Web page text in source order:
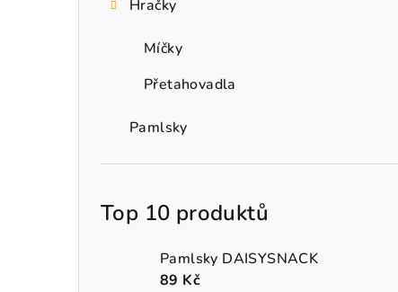
Hračky
Míčky
Přetahovadla
Pamlsky
Top 10 produktů
Pamlsky DAISYSNACK
89 Kč